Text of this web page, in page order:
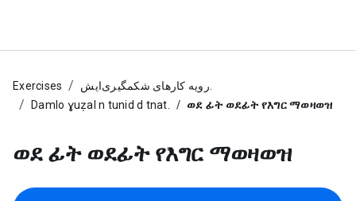
Exercises
Damlo ɣuẓal n tunid d tnat.
ወደ ፊት ወደፊት የእግር ማወዛወዝ
ወደ ፊት ወደፊት የእግር ማወዛወዝ